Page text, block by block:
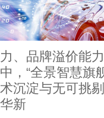
力、品牌溢价能
中，“全景智慧旗
术沉淀与无可挑
华新